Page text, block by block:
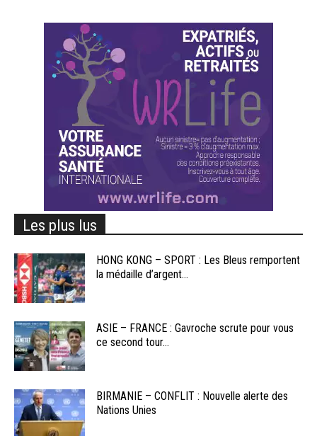
Les plus lus
HONG KONG – SPORT : Les Bleus remportent
la médaille d’argent...
ASIE – FRANCE : Gavroche scrute pour vous
ce second tour...
BIRMANIE – CONFLIT : Nouvelle alerte des
Nations Unies